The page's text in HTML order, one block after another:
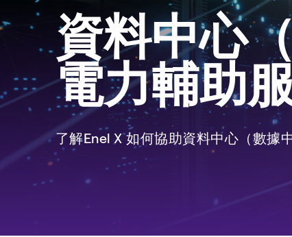
資料中心
電力輔助
了解Enel X 如何協助資料中心（數據